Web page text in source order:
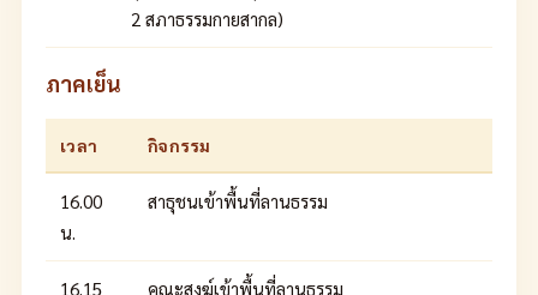
2 สภาธรรมกายสากล)
ภาคเย็น
เวลา กิจกรรม
16.00
น.
สาธุชนเข้าพื้นที่ลานธรรม
16.15
คณะสงฆ์เข้าพื้นที่ลานธรรม